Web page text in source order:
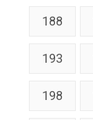
188
193
198